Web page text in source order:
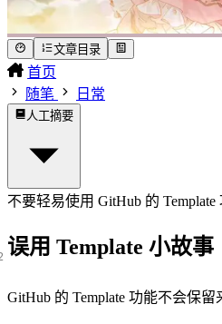
文章目录
首页
随笔
日常
人工摘要
不要轻易使用 GitHub 的
误用 Template 小故事
GitHub 的 Template 功能不会保